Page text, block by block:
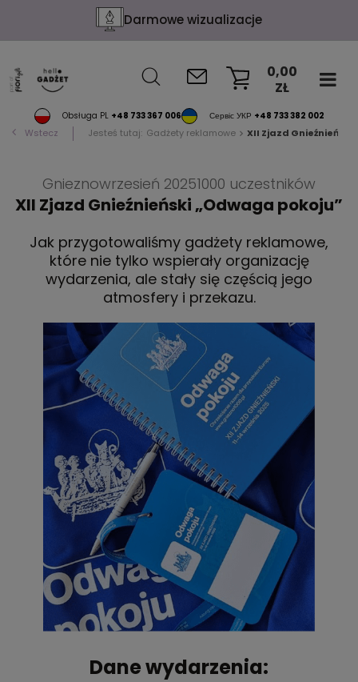
Darmowe wizualizacje
Obsługa PL +48 733 367 006 Сервіс УКР +48 733 382 002
0,00
ZŁ
Wstecz Jesteś tutaj: Gadżety reklamowe XII Zjazd Gnieźnieński
XII Zjazd Gnieźnieński „Odwaga pokoju”
Jak przygotowaliśmy gadżety reklamowe,
które nie tylko wspierały organizację
wydarzenia, ale stały się częścią jego
atmosfery i przekazu.
Dane wydarzenia:
Gnieznowrzesień 20251000 uczestników